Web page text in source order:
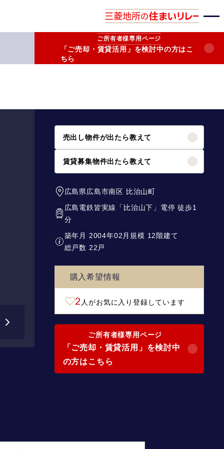
ご所有者様専用ページ
「ご売却・賃貸活用」を検討中の方はこ
ちら
売出し物件が出たら教えて
賃貸募集物件出たら教えて
広島県広島市南区 比治山町
広島電鉄皆実線
「 比治山下 」電停 徒歩1
分
築年月 2004年02月規模 12階建て
総戸数 22戸
購入希望情報
2 人がお気に入り登録しています
ご所有者様専用ページ
「ご売却・賃貸活用」を検討中
の方はこちら